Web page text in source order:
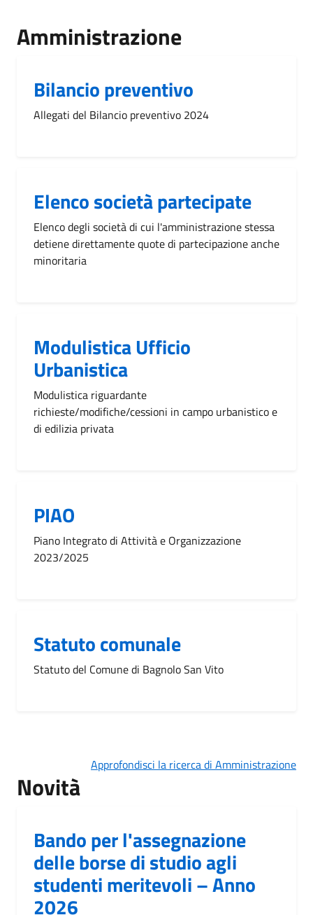
Amministrazione
Bilancio preventivo
Allegati del Bilancio preventivo 2024
Elenco società partecipate
Elenco degli società di cui l'amministrazione stessa
detiene direttamente quote di partecipazione anche
minoritaria
Modulistica Ufficio
Urbanistica
Modulistica riguardante
richieste/modifiche/cessioni in campo urbanistico e
di edilizia privata
PIAO
Piano Integrato di Attività e Organizzazione
2023/2025
Statuto comunale
Statuto del Comune di Bagnolo San Vito
Approfondisci la ricerca di Amministrazione
Novità
Bando per l'assegnazione
delle borse di studio agli
studenti meritevoli – Anno
2026